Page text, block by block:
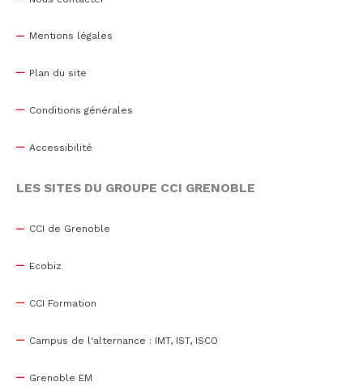
Mentions légales
Plan du site
Conditions générales
Accessibilité
LES SITES DU GROUPE CCI GRENOBLE
CCI de Grenoble
Ecobiz
CCI Formation
Campus de l'alternance : IMT, IST, ISCO
Grenoble EM